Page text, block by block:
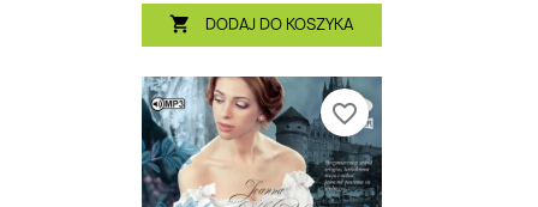
 DODAJ DO KOSZYKA
favorite_border